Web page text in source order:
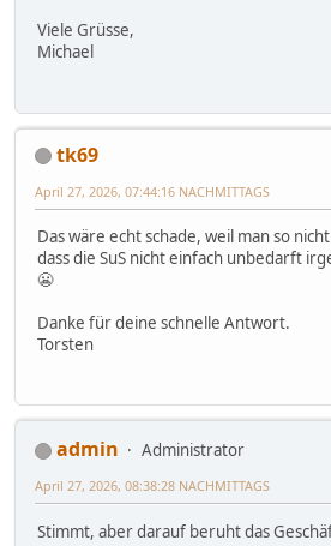
Viele Grüsse,
Michael
tk69
April 27, 2026, 07:44:16 NACHMITTAGS
Das wäre echt schade, weil man so
dass die SuS nicht einfach unbedarft
😬
Danke für deine schnelle Antwort.
Torsten
admin
Administrator
April 27, 2026, 08:38:28 NACHMITTAGS
Stimmt, aber darauf beruht das